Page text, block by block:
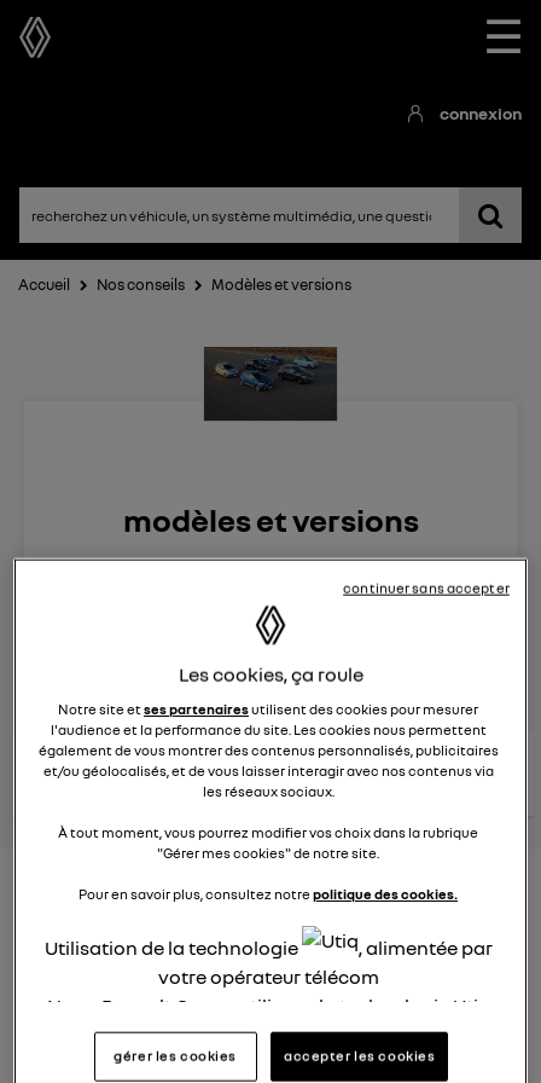
☰
connexion
Accueil Nos conseils Modèles et versions
modèles et versions
13:15
Véhicules
posez une question
conseils Renault
consultez les
conseils
similaires
voir tous les
conseils
Nouveau modèle électrique
Renault 2022
13:26
Quel est le nouveau modèle électrique Renault cette
Les cookies, ça roule
Notre site etses partenairesutilisent des cookies pour mesurer
l'audience et la performance du site. Les cookies nous permettent
également de vous montrer des contenus personnalisés, publicitaires
et/ou géolocalisés, et de vous laisser interagir avec nos contenus via
les réseaux sociaux.
À tout moment, vous pourrez modifier vos choix dans la rubrique
"Gérer mes cookies" de notre site.
Pour en savoir plus, consultez notrepolitique des cookies.
Utilisation de la technologie
, alimentée par
votre opérateur télécom
Nous, Renault Group, utilisons la technologie Utiq
pour nos activités digitales (telles que décrites
dans cette notice de consentement) et liées à
gérer les cookies accepter les cookies
continuer sans accepter